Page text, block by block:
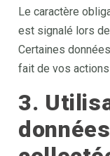
Le caractère
est signalé lors
Certaines
fait de vos
3.